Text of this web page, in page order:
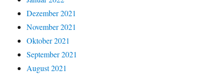
Dezember 2021
November 2021
Oktober 2021
September 2021
August 2021